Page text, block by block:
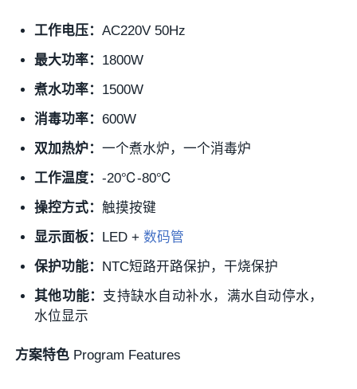
工作电压： AC220V 50Hz
最大功率： 1800W
煮水功率： 1500W
消毒功率： 600W
双加热炉： 一个煮水炉，一个消毒炉
工作温度： -20℃-80℃
操控方式： 触摸按键
显示面板： LED + 数码管
保护功能： NTC短路开路保护，干烧保护
其他功能： 支持缺水自动补水，满水自动停水，
水位显示
方案特色 Program Features